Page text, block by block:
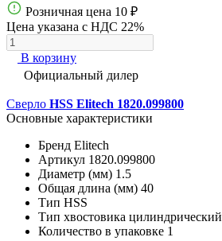
Розничная цена 10 ₽
Цена указана с НДС 22%
В корзину
Официальный дилер
Сверло HSS Elitech 1820.099800
Основные характеристики
Бренд Elitech
Артикул 1820.099800
Диаметр (мм) 1.5
Общая длина (мм) 40
Тип HSS
Тип хвостовика цилиндрический
Количество в упаковке 1